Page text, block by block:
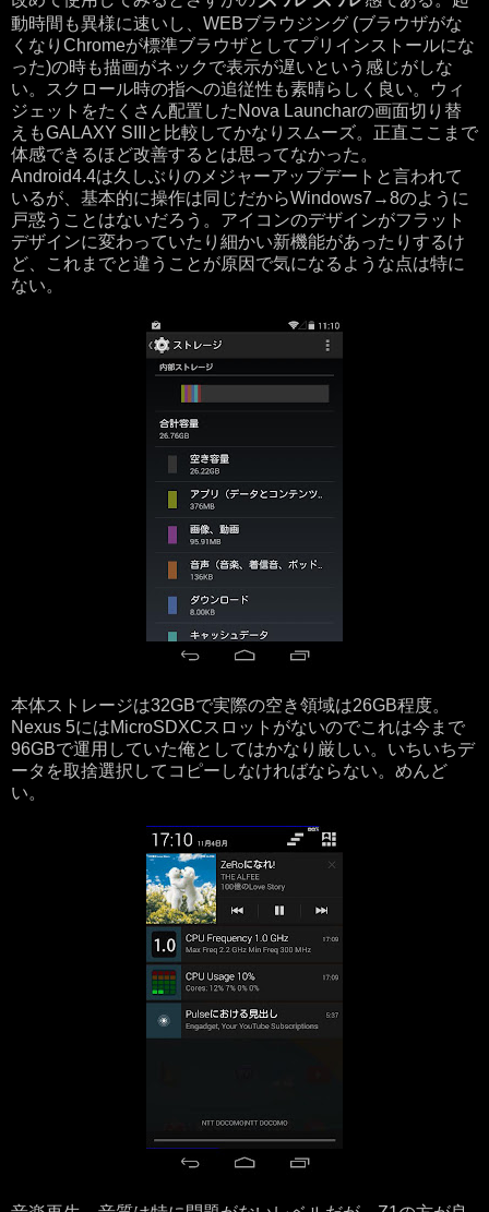
動時間も異様に速いし、WEBブラウジング (ブラウザがな
くなりChromeが標準ブラウザとしてプリインストールにな
った)の時も描画がネックで表示が遅いという感じがしな
い。スクロール時の指への追従性も素晴らしく良い。ウィ
ジェットをたくさん配置したNova Launcharの画面切り替
えもGALAXY SIIIと比較してかなりスムーズ。正直ここまで
体感できるほど改善するとは思ってなかった。
Android4.4は久しぶりのメジャーアップデートと言われて
いるが、基本的に操作は同じだからWindows7→8のように
戸惑うことはないだろう。アイコンのデザインがフラット
デザインに変わっていたり細かい新機能があったりするけ
ど、これまでと違うことが原因で気になるような点は特に
ない。
本体ストレージは32GBで実際の空き領域は26GB程度。
Nexus 5にはMicroSDXCスロットがないのでこれは今まで
96GBで運用していた俺としてはかなり厳しい。いちいちデ
ータを取捨選択してコピーしなければならない。めんど
い。